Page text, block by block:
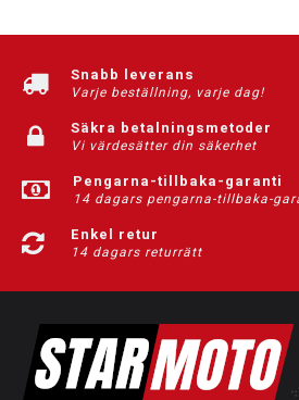
Snabb leverans
Varje beställning, varje dag!
Säkra betalningsmetoder
Vi värdesätter din säkerhet
Pengarna-tillbaka-garanti
14 dagars pengarna-tillbaka-
Enkel retur
14 dagars returrätt